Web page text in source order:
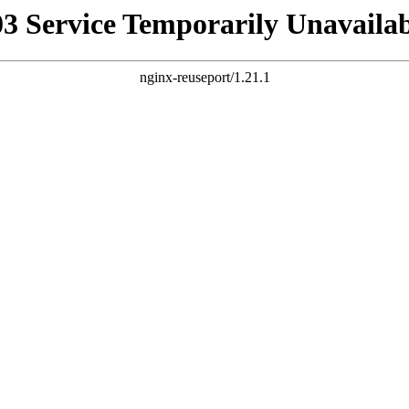
Service Temporarily
nginx-reuseport/1.21.1